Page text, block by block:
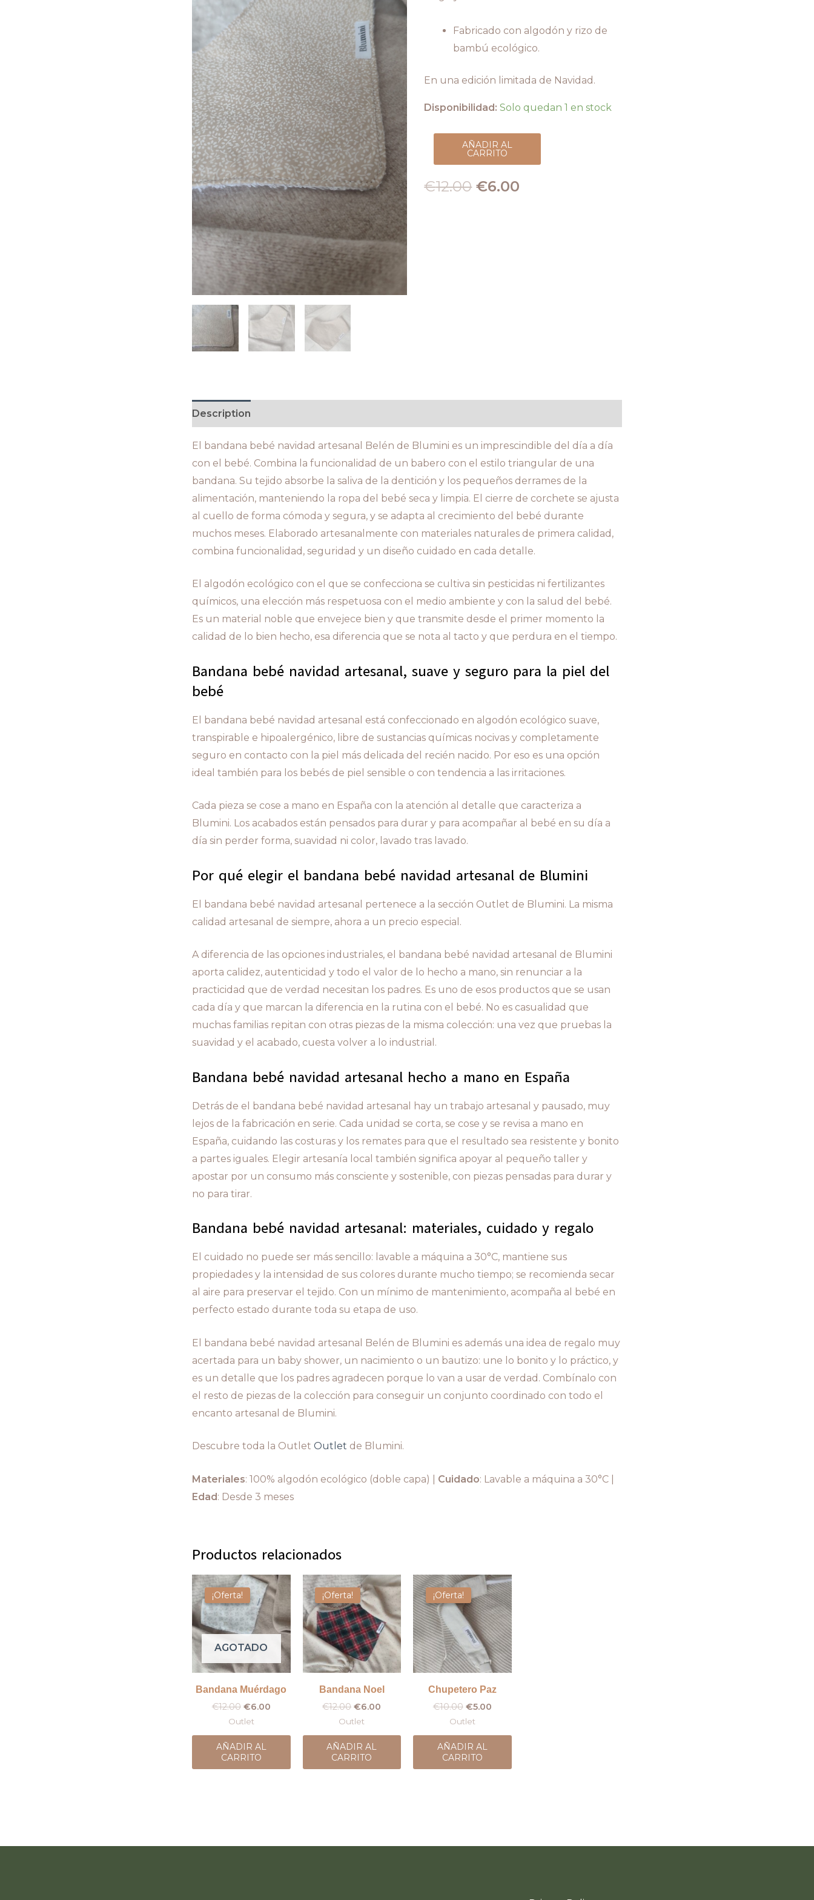
Fabricado con algodón y rizo de
bambú ecológico.
En una edición limitada de Navidad.
Disponibilidad: Solo quedan 1 en stock
AÑADIR AL
CARRITO
€12.00 €6.00
Description
El bandana bebé navidad artesanal Belén de Blumini es un imprescindible del día a día
con el bebé. Combina la funcionalidad de un babero con el estilo triangular de una
bandana. Su tejido absorbe la saliva de la dentición y los pequeños derrames de la
alimentación, manteniendo la ropa del bebé seca y limpia. El cierre de corchete se ajusta
al cuello de forma cómoda y segura, y se adapta al crecimiento del bebé durante
muchos meses. Elaborado artesanalmente con materiales naturales de primera calidad,
combina funcionalidad, seguridad y un diseño cuidado en cada detalle.
El algodón ecológico con el que se confecciona se cultiva sin pesticidas ni fertilizantes
químicos, una elección más respetuosa con el medio ambiente y con la salud del bebé.
Es un material noble que envejece bien y que transmite desde el primer momento la
calidad de lo bien hecho, esa diferencia que se nota al tacto y que perdura en el tiempo.
Bandana bebé navidad artesanal, suave y seguro para la piel del
bebé
El bandana bebé navidad artesanal está confeccionado en algodón ecológico suave,
transpirable e hipoalergénico, libre de sustancias químicas nocivas y completamente
seguro en contacto con la piel más delicada del recién nacido. Por eso es una opción
ideal también para los bebés de piel sensible o con tendencia a las irritaciones.
Cada pieza se cose a mano en España con la atención al detalle que caracteriza a
Blumini. Los acabados están pensados para durar y para acompañar al bebé en su día a
día sin perder forma, suavidad ni color, lavado tras lavado.
Por qué elegir el bandana bebé navidad artesanal de Blumini
El bandana bebé navidad artesanal pertenece a la sección Outlet de Blumini. La misma
calidad artesanal de siempre, ahora a un precio especial.
A diferencia de las opciones industriales, el bandana bebé navidad artesanal de Blumini
aporta calidez, autenticidad y todo el valor de lo hecho a mano, sin renunciar a la
practicidad que de verdad necesitan los padres. Es uno de esos productos que se usan
cada día y que marcan la diferencia en la rutina con el bebé. No es casualidad que
muchas familias repitan con otras piezas de la misma colección: una vez que pruebas la
suavidad y el acabado, cuesta volver a lo industrial.
Bandana bebé navidad artesanal hecho a mano en España
Detrás de el bandana bebé navidad artesanal hay un trabajo artesanal y pausado, muy
lejos de la fabricación en serie. Cada unidad se corta, se cose y se revisa a mano en
España, cuidando las costuras y los remates para que el resultado sea resistente y bonito
a partes iguales. Elegir artesanía local también significa apoyar al pequeño taller y
apostar por un consumo más consciente y sostenible, con piezas pensadas para durar y
no para tirar.
Bandana bebé navidad artesanal: materiales, cuidado y regalo
El cuidado no puede ser más sencillo: lavable a máquina a 30°C, mantiene sus
propiedades y la intensidad de sus colores durante mucho tiempo; se recomienda secar
al aire para preservar el tejido. Con un mínimo de mantenimiento, acompaña al bebé en
perfecto estado durante toda su etapa de uso.
El bandana bebé navidad artesanal Belén de Blumini es además una idea de regalo muy
acertada para un baby shower, un nacimiento o un bautizo: une lo bonito y lo práctico, y
es un detalle que los padres agradecen porque lo van a usar de verdad. Combínalo con
el resto de piezas de la colección para conseguir un conjunto coordinado con todo el
encanto artesanal de Blumini.
Descubre toda la Outlet Outlet de Blumini.
Materiales: 100% algodón ecológico (doble capa) | Cuidado: Lavable a máquina a 30°C |
Edad: Desde 3 meses
Productos relacionados
¡Oferta!
AGOTADO
¡Oferta!
Bandana Muérdago
€12.00 €6.00
Outlet
AÑADIR AL
CARRITO
¡Oferta!
¡Oferta!
Bandana Noel
€12.00 €6.00
Outlet
AÑADIR AL
CARRITO
¡Oferta!
¡Oferta!
Chupetero Paz
€10.00 €5.00
Outlet
AÑADIR AL
CARRITO